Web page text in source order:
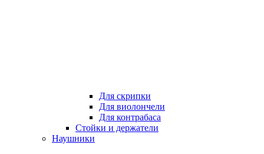
Для скрипки
Для виолончели
Для контрабаса
Стойки и держатели
Наушники